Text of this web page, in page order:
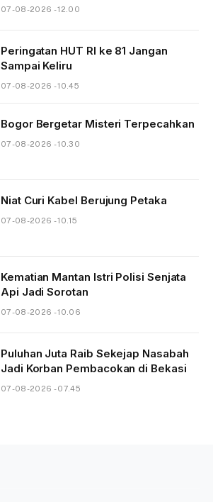
07-08-2026 - 12.00
Peringatan HUT RI ke 81 Jangan
Sampai Keliru
07-08-2026 - 10.45
Bogor Bergetar Misteri Terpecahkan
07-08-2026 - 10.30
Niat Curi Kabel Berujung Petaka
07-08-2026 - 10.15
Kematian Mantan Istri Polisi Senjata
Api Jadi Sorotan
07-08-2026 - 10.06
Puluhan Juta Raib Sekejap Nasabah
Jadi Korban Pembacokan di Bekasi
07-08-2026 - 07.45